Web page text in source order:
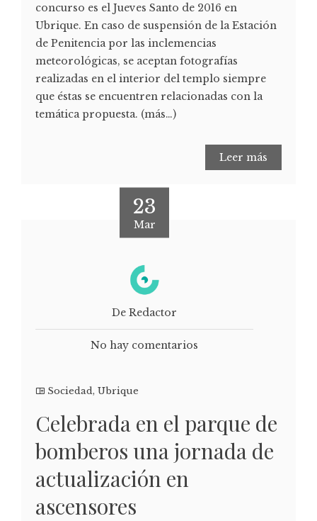
concurso es el Jueves Santo de 2016 en
Ubrique. En caso de suspensión de la Estación
de Penitencia por las inclemencias
meteorológicas, se aceptan fotografías
realizadas en el interior del templo siempre
que éstas se encuentren relacionadas con la
temática propuesta. (más…)
Leer más
23
Mar
De Redactor
No hay comentarios
Sociedad, Ubrique
Celebrada en el parque de
bomberos una jornada de
actualización en
ascensores